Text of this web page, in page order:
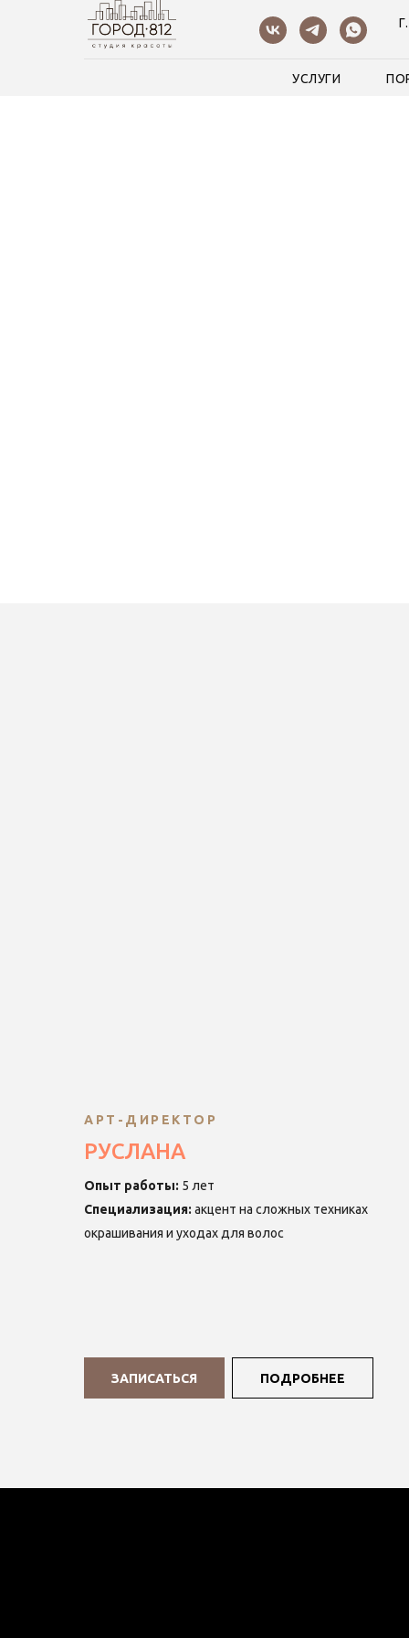
УСЛУГИ
АРТ-ДИРЕКТОР
РУСЛАНА
Опыт работы: 5 лет
Специализация: акцент на сложных техниках
окрашивания и уходах для волос
ЗАПИСАТЬСЯ ПОДРОБНЕЕ